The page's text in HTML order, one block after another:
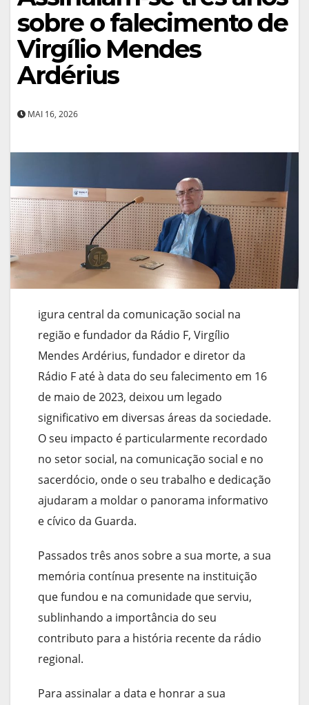
sobre o falecimento de
Virgílio Mendes
Ardérius
MAI 16, 2026
igura central da comunicação social na
região e fundador da Rádio F, Virgílio
Mendes Ardérius, fundador e diretor da
Rádio F até à data do seu falecimento em 16
de maio de 2023, deixou um legado
significativo em diversas áreas da sociedade.
O seu impacto é particularmente recordado
no setor social, na comunicação social e no
sacerdócio, onde o seu trabalho e dedicação
ajudaram a moldar o panorama informativo
e cívico da Guarda.
Passados três anos sobre a sua morte, a sua
memória contínua presente na instituição
que fundou e na comunidade que serviu,
sublinhando a importância do seu
contributo para a história recente da rádio
regional.
Para assinalar a data e honrar a sua